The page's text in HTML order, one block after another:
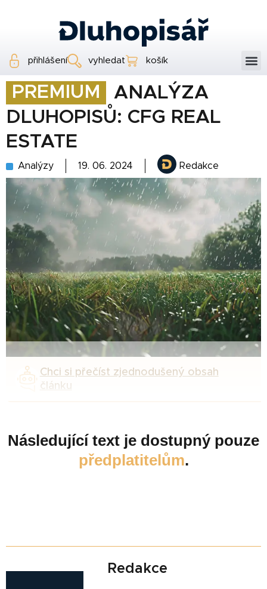
přihlášení vyhledat košík
PREMIUM
ANALÝZA
DLUHOPISŮ: CFG REAL
ESTATE
Analýzy 19. 06. 2024 Redakce
Chci si přečíst zjednodušený obsah
článku
Následující text je dostupný pouze
předplatitelům.
Redakce